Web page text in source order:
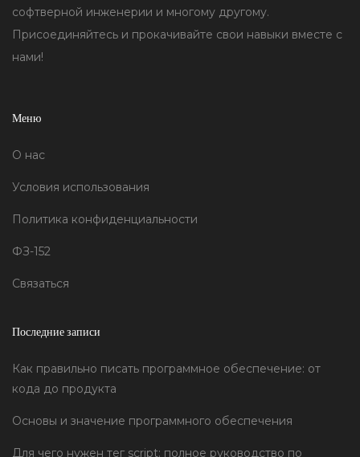
софтверной инженерии и многому другому.
Присоединяйтесь и прокачивайте свои навыки вместе с
нами!
Меню
О нас
Условия использования
Политика конфиденциальности
ФЗ-152
Связаться
Последние записи
Как правильно писать программное обеспечение: от
кода до продукта
Основы и значение программного обеспечения
Для чего нужен тег script: полное руководство по